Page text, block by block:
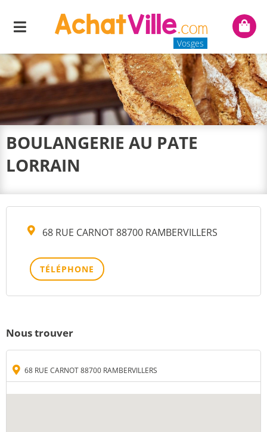
Menu
Vosges
Mon
BOULANGERIE AU PATE
LORRAIN
68 RUE CARNOT 88700 RAMBERVILLERS
TÉLÉPHONE
Nous trouver
68 RUE CARNOT 88700 RAMBERVILLERS